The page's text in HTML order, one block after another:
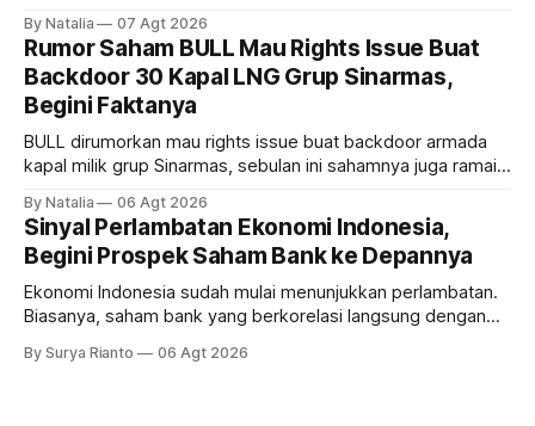
estate, ada siapa saja mereka?
By Natalia 07 Agt 2026
Rumor Saham BULL Mau Rights Issue Buat
Backdoor 30 Kapal LNG Grup Sinarmas,
Begini Faktanya
BULL dirumorkan mau rights issue buat backdoor armada
kapal milik grup Sinarmas, sebulan ini sahamnya juga ramai
masih menarik dilirik?
By Natalia 06 Agt 2026
Sinyal Perlambatan Ekonomi Indonesia,
Begini Prospek Saham Bank ke Depannya
Ekonomi Indonesia sudah mulai menunjukkan perlambatan.
Biasanya, saham bank yang berkorelasi langsung dengan
bank ke depannya?
By Surya Rianto 06 Agt 2026